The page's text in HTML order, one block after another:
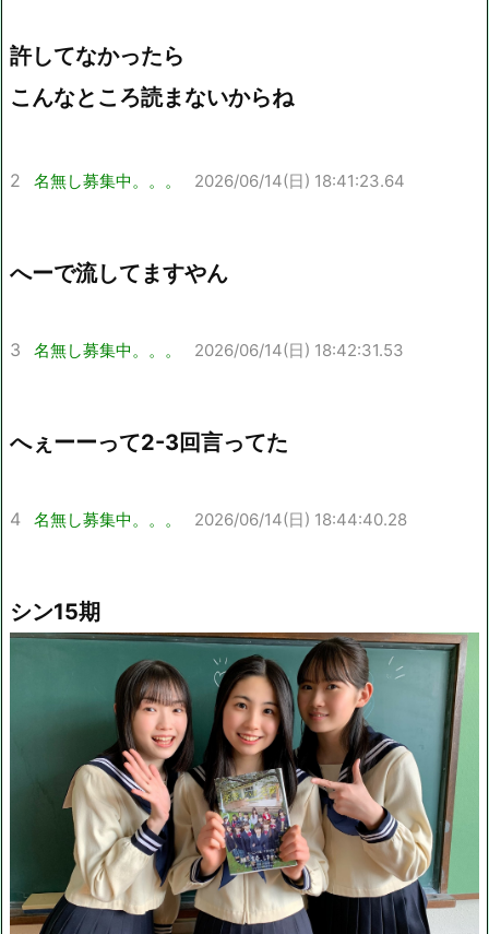
許してなかったら
こんなところ読まないからね
2 名無し募集中。。。 2026/06/14(日) 18:41:23.64
へーで流してますやん
3 名無し募集中。。。 2026/06/14(日) 18:42:31.53
へぇーーって2-3回言ってた
4 名無し募集中。。。 2026/06/14(日) 18:44:40.28
シン15期